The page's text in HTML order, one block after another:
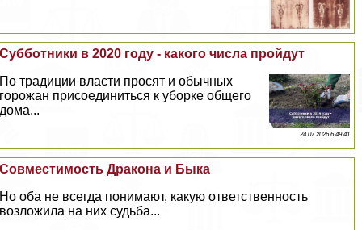
Субботники в 2020 году - какого числа пройдут
По традиции власти просят и обычных
горожан присоединиться к уборке общего
дома...
24 07 2026 6:49:41
Совместимость Дpaкона и Быка
Но оба не всегда понимают, какую ответственность
возложила на них судьба...